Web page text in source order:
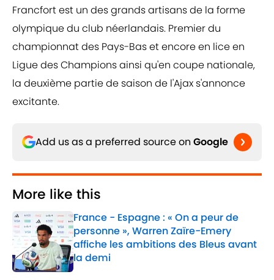
Francfort est un des grands artisans de la forme
olympique du club néerlandais. Premier du
championnat des Pays-Bas et encore en lice en
Ligue des Champions ainsi qu'en coupe nationale,
la deuxième partie de saison de l'Ajax s'annonce
excitante.
Add us as a preferred source on Google
More like this
France - Espagne : « On a peur de
personne », Warren Zaïre-Emery
affiche les ambitions des Bleus avant
la demi
Published by on Invalid Date